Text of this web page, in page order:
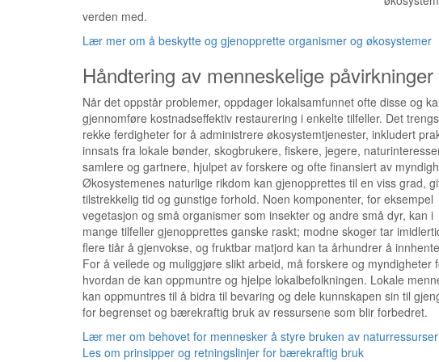
verden med.
Lær mer om å beskytte og gjenopprette organismer og økosystemer
Håndtering av menneskelige
Når det oppstår problemer, oppdager lokalsamfunnet ofte disse og
gjennomføre kostnadseffektiv restaurering i enkelte tilfeller. Det
rekke ferdigheter for å administrere økosystemtjenester, inkludert
innsats fra lokale bønder, skogbrukere, fiskere, jegere,
samlere og gartnere, hjulpet av forskere og ofte finansiert av
Økosystemenes naturlige rikdom kan gjenopprettes til en viss grad,
tilstrekkelig tid og gunstige forhold. Noen komponenter, for eksempel
vegetasjon og små organismer som insekter og andre små dyr, kan i
mange tilfeller gjenopprettes ganske raskt; modne skoger tar
flere tiår å gjenvokse, og fruktbar matjord kan ta århundrer å
For å veilede og muliggjøre slikt arbeid, må forskere og myndigheter
hvordan de kan oppmuntre og hjelpe lokalbefolkningen. Lokale
kan oppmuntres til å bidra til bevaring og dele kunnskapen sin til
for begrenset og bærekraftig bruk av ressursene som blir forbedret.
Lær mer om behovet for mennesker å styre bruken av naturressurser
Les om prinsipper og retningslinjer for bærekraftig bruk